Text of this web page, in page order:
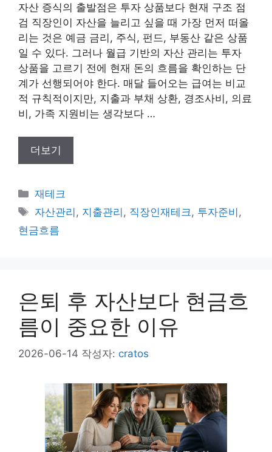
자산 증식의 출발점은 투자 상품보다 현재 구조 점
검 직장인이 자산을 늘리고 싶을 때 가장 먼저 떠올
리는 것은 예금 금리, 주식, 펀드, 부동산 같은 상품
일 수 있다. 그러나 월급 기반의 자산 관리는 투자
상품을 고르기 전에 현재 돈의 흐름을 확인하는 단
계가 선행되어야 한다. 매달 들어오는 급여는 비교
적 규칙적이지만, 지출과 부채 상환, 경조사비, 의료
비, 가족 지원비는 생각보다 …
더보기
카
테
리
재테크
태
그
자산관리 , 지출관리 , 직장인재테크, 투자준비 ,
현금흐름
은퇴 후 자산보다 현금흐
름이 중요한 이유
2026-06-14 작성자: cratos